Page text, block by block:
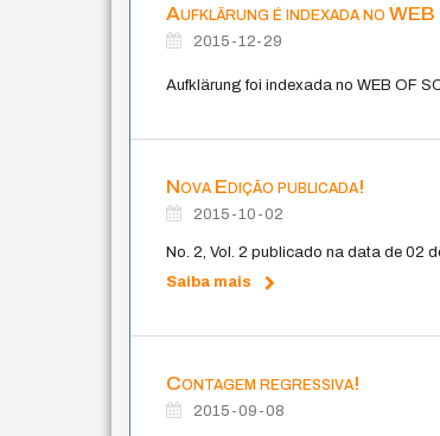
Aufklärung é indexada no
2015-12-29
Aufklärung foi indexada no WEB OF
Nova Edição publicada!
2015-10-02
No. 2, Vol. 2 publicado na data de 02
Saiba mais
Contagem regressiva!
2015-09-08